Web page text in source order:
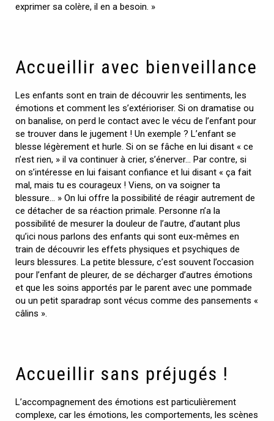
exprimer sa colère, il en a besoin. »
Accueillir avec bienveillance
Les enfants sont en train de découvrir les sentiments, les
émotions et comment les s’extérioriser. Si on dramatise ou
on banalise, on perd le contact avec le vécu de l’enfant pour
se trouver dans le jugement ! Un exemple ? L’enfant se
blesse légèrement et hurle. Si on se fâche en lui disant « ce
n’est rien, » il va continuer à crier, s’énerver… Par contre, si
on s’intéresse en lui faisant confiance et lui disant « ça fait
mal, mais tu es courageux ! Viens, on va soigner ta
blessure… » On lui offre la possibilité de réagir autrement de
ce détacher de sa réaction primale. Personne n’a la
possibilité de mesurer la douleur de l’autre, d’autant plus
qu’ici nous parlons des enfants qui sont eux-mêmes en
train de découvrir les effets physiques et psychiques de
leurs blessures. La petite blessure, c’est souvent l’occasion
pour l’enfant de pleurer, de se décharger d’autres émotions
et que les soins apportés par le parent avec une pommade
ou un petit sparadrap sont vécus comme des pansements «
câlins ».
Accueillir sans préjugés !
L’accompagnement des émotions est particulièrement
complexe, car les émotions, les comportements, les scènes